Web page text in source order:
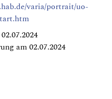
varia/portrait/uo-
am 02.07.2024